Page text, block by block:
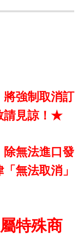
強制取消訂
請見諒！★
除無法進口發
無法取消」
特殊商